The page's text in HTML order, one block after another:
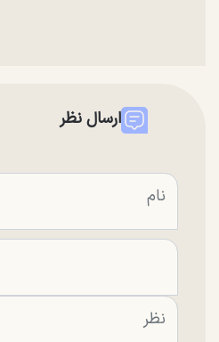
ارسال نظر